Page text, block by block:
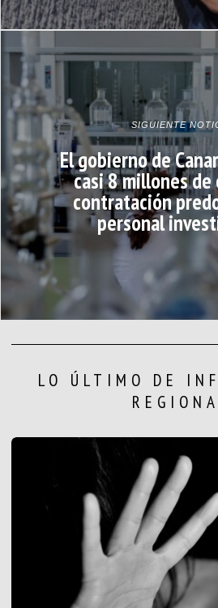
SIGUIENTE
El gobierno de
casi 8 millones de
contratación
personal
LO ÚLTIMO DE